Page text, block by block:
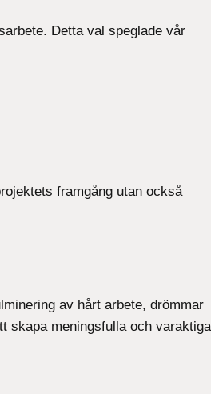
Detta val speglade vår
framgång utan också
av hårt arbete, drömmar
skapa meningsfulla och varaktiga